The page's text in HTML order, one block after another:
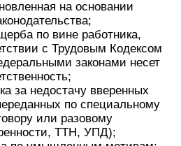
на основании
по вине работника,
с Трудовым Кодексом
законами несет
за недостачу вверенных
по специальному
или разовому
ТТН, УПД);